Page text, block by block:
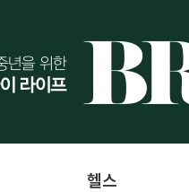
헬스